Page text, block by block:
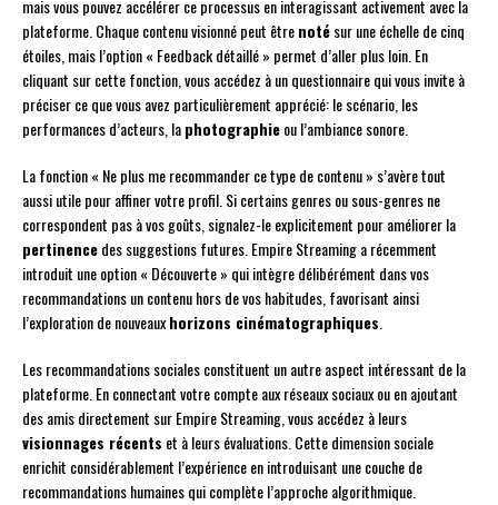
mais vous pouvez accélérer ce processus en interagissant activement avec la
plateforme. Chaque contenu visionné peut êtrenotésur une échelle de cinq
étoiles, mais l’option « Feedback détaillé » permet d’aller plus loin. En
cliquant sur cette fonction, vous accédez à un questionnaire qui vous invite à
préciser ce que vous avez particulièrement apprécié: le scénario, les
performances d’acteurs, laphotographieou l’ambiance sonore.
La fonction « Ne plus me recommander ce type de contenu » s’avère tout
aussi utile pour affiner votre profil. Si certains genres ou sous-genres ne
correspondent pas à vos goûts, signalez-le explicitement pour améliorer la
pertinencedes suggestions futures. Empire Streaming a récemment
introduit une option « Découverte » qui intègre délibérément dans vos
recommandations un contenu hors de vos habitudes, favorisant ainsi
l’exploration de nouveauxhorizons cinématographiques
Les recommandations sociales constituent un autre aspect intéressant de la
plateforme. En connectant votre compte aux réseaux sociaux ou en ajoutant
des amis directement sur Empire Streaming, vous accédez à leurs
visionnages récents et à leurs évaluations. Cette dimension sociale
enrichit considérablement l’expérience en introduisant une couche de
recommandations humaines qui complète l’approche algorithmique.